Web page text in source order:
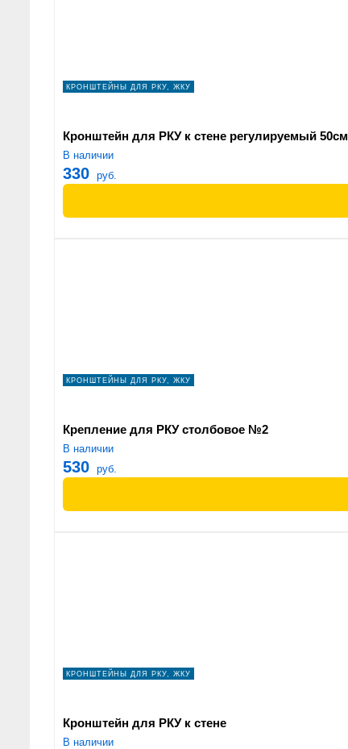
КРОНШТЕЙНЫ ДЛЯ РКУ, ЖКУ
Кронштейн для РКУ к стене регулируемый 50см
В наличии
330 руб.
КРОНШТЕЙНЫ ДЛЯ РКУ, ЖКУ
Крепление для РКУ столбовое №2
В наличии
530 руб.
КРОНШТЕЙНЫ ДЛЯ РКУ, ЖКУ
Кронштейн для РКУ к стене
В наличии